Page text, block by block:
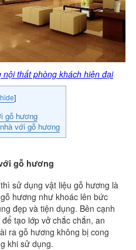
thất phòng khách hiện đại
hide]
gỗ hương
với gỗ hương
gỗ hương
sử dụng vật liệu gỗ hương là
hương như khoác lên bức
đẹp và tiện dụng. Bên cạnh
tạo lớp vở chắc chắn, an
ra gỗ hương không bị cong
khi sử dụng.